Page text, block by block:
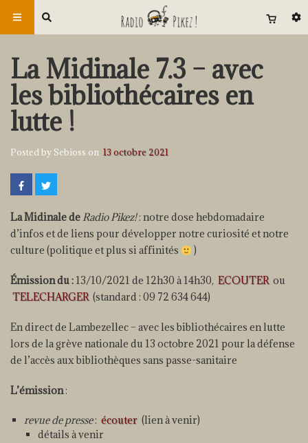
La Midinale 7.3 – avec
les bibliothécaires en
lutte !
Posted by Sebioss on 13 octobre 2021
La Midinale de Radio Pikez!: notre dose hebdomadaire
d’infos et de liens pour développer notre curiosité et notre
culture (politique et plus si affinités
)
Émission du : 13/10/2021 de 12h30 à 14h30, ECOUTER ou
TELECHARGER (standard : 09 72 634 644)
En direct de Lambezellec – avec les bibliothécaires en lutte
lors de la grève nationale du 13 octobre 2021 pour la défense
de l’accès aux bibliothèques sans passe-sanitaire
L’émission:
revue de presse: écouter (lien à venir)
détails à venir